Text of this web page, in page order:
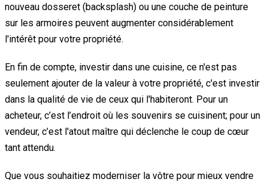
nouveau dosseret (backsplash) ou une couche de peinture
sur les armoires peuvent augmenter considérablement
l'intérêt pour votre propriété.
En fin de compte, investir dans une cuisine, ce n'est pas
seulement ajouter de la valeur à votre propriété, c'est investir
dans la qualité de vie de ceux qui l'habiteront. Pour un
acheteur, c’est l’endroit où les souvenirs se cuisinent; pour un
vendeur, c’est l'atout maître qui déclenche le coup de cœur
tant attendu.
Que vous souhaitiez moderniser la vôtre pour mieux vendre